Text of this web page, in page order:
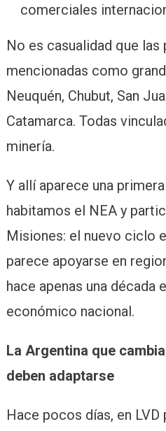
comerciales
No es casualidad que las
mencionadas como
Neuquén, Chubut, San
Catamarca. Todas
minería.
Y allí aparece una
habitamos el NEA y
Misiones: el nuevo ciclo
parece apoyarse en
hace apenas una década
económico nacional.
La Argentina que
deben adaptarse
Hace pocos días, en